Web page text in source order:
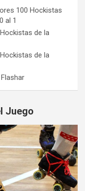
100 Hockistas
al 1
de la
de la
Juego